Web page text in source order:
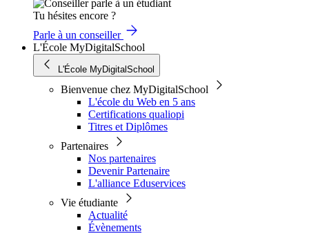
Tu hésites encore ?
Parle à un conseiller
L'École MyDigitalSchool
L'École MyDigitalSchool
Bienvenue chez MyDigitalSchool
L'école du Web en 5 ans
Certifications qualiopi
Titres et Diplômes
Partenaires
Nos partenaires
Devenir Partenaire
L'alliance Eduservices
Vie étudiante
Actualité
Évènements